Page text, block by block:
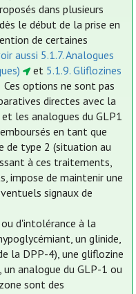
dans plusieurs
le début de la prise en
de certaines
aussi 5.1.7. Analogues
et 5.1.9. Gliflozines
Ces options ne sont pas
directes avec la
les analogues du GLP1
en tant que
de type 2 (situation au
à ces traitements,
impose de maintenir une
signaux de
d'intolérance à la
un glinide,
la DPP-4), une gliflozine
un analogue du GLP-1 ou
sont des